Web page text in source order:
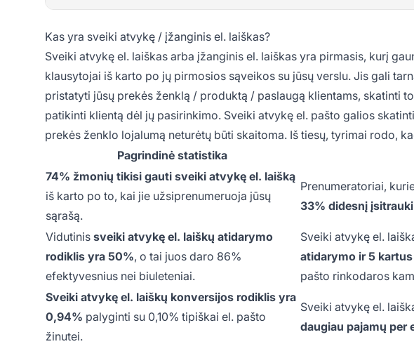
Kas yra sveiki atvykę / įžanginis el. laiškas?
Sveiki atvykę el. laiškas arba įžanginis el. laiškas yra pirmasis, kurį
klausytojai iš karto po jų pirmosios sąveikos su jūsų verslu. Jis gali
pristatyti jūsų prekės ženklą / produktą / paslaugą klientams, skatinti
patikinti klientą dėl jų pasirinkimo. Sveiki atvykę el. pašto galios
prekės ženklo lojalumą neturėtų būti skaitoma. Iš tiesų, tyrimai rodo,
Pagrindinė statistika
74% žmonių tikisi gauti sveiki atvykę el. laišką
iš karto po to, kai jie užsiprenumeruoja jūsų
sąrašą.
Prenumeratoriai,
33% didesnį
Vidutinis sveiki atvykę el. laiškų atidarymo
rodiklis yra 50%, o tai juos daro 86%
efektyvesnius nei biuleteniai.
Sveiki atvykę el.
atidarymo ir 5
pašto rinkodaros
Sveiki atvykę el. laiškų konversijos rodiklis yra
0,94% palyginti su 0,10% tipiškai el. pašto
žinutei.
Sveiki atvykę el.
daugiau pajamų per